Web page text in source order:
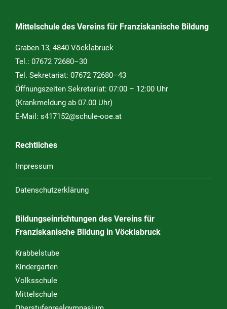
Mittelschule des Vereins für Franziskanische Bildung
Graben 13, 4840 Vöcklabruck
Tel.: 07672 72680–30
Tel. Sekretariat: 07672 72680–43
Öffnungszeiten Sekretariat: 07:00 – 12:00 Uhr
(Krankmeldung ab 07.00 Uhr)
E-Mail: s417152@schule-ooe.at
Rechtliches
Impressum
Datenschutzerklärung
Bildungseinrichtungen des Vereins für
Franziskanische Bildung in Vöcklabruck
Krabbelstube
Kindergarten
Volksschule
Mittelschule